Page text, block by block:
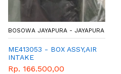
BOSOWA JAYAPURA - JAYAPURA
ME413053 - BOX ASSY,AIR
INTAKE
Rp. 166.500,00